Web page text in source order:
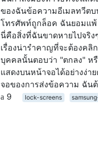
ของฉันข้อความอีเมลทวีตบ
โทรศัพท์ถูกล็อค ฉันยอมแพ้
นี่คือสิ่งที่ฉันขาดหายไปจริ
เรื่องน่ารำคาญที่จะต้องคลิ
บุคคลนั้นตอบว่า "ตกลง" ห
แสดงบนหน้าจอได้อย่างง่า
จอของการส่งข้อความ ฉัน
9
lock-screens